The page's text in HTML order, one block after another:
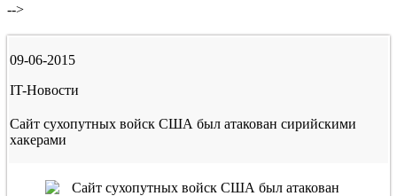
-->
09-06-2015
IT-Новости
Сайт сухопутных войск США был атакован сирийскими
хакерами